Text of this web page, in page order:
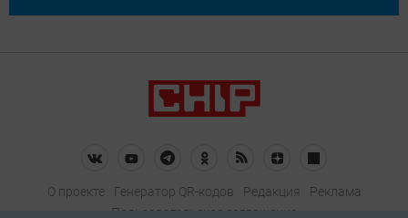
О проекте Генератор QR-кодов Редакция
Реклама
Пользовательское соглашение